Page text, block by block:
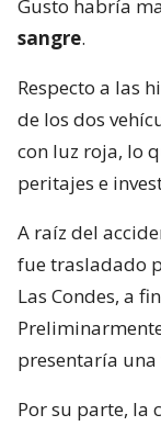
Gusto habría
sangre.
Respecto a las
de los dos
con luz roja, lo
peritajes e
A raíz del
fue trasladado
Las Condes, a
presentaría
Por su parte, la